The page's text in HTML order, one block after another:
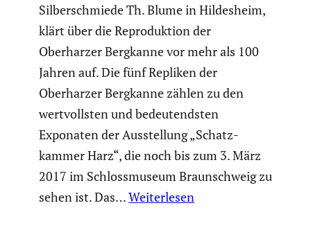
Silber­schmiede Th. Blume in Hildes­heim,
klärt über die Repro­duk­tion der
Oberharzer Bergkanne vor mehr als 100
Jahren auf. Die fünf Repliken der
Oberharzer Bergkanne zählen zu den
wertvollsten und bedeu­tendsten
Exponaten der Ausstel­lung „Schatz­
kammer Harz“, die noch bis zum 3. März
2017 im Schloss­mu­seum Braun­schweig zu
sehen ist. Das…Weiterlesen